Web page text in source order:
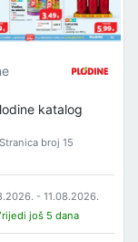
katalog
Stranica broj 15
- 11.08.2026.
još 5 dana